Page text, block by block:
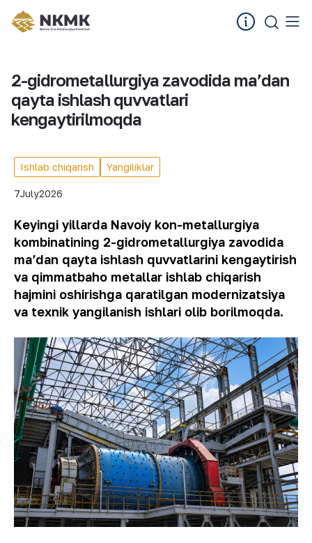
2-gidrometallurgiya zavodida maʼdan
qayta ishlash quvvatlari
kengaytirilmoqda
Ishlab chiqarish Yangiliklar
7July2026
Keyingi yillarda Navoiy kon-metallurgiya
kombinatining 2-gidrometallurgiya zavodida
maʼdan qayta ishlash quvvatlarini kengaytirish
va qimmatbaho metallar ishlab chiqarish
hajmini oshirishga qaratilgan modernizatsiya
va texnik yangilanish ishlari olib borilmoqda.